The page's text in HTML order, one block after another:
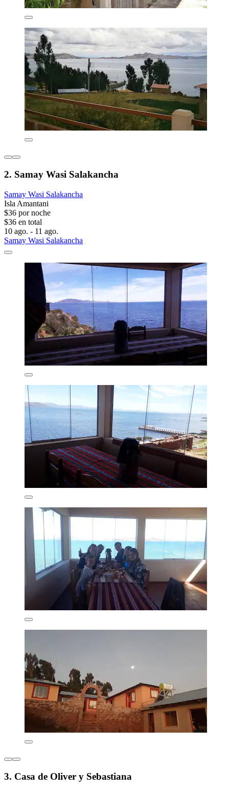
2. Samay Wasi Salakancha
Samay Wasi Salakancha
Isla Amantani
$36 por noche
$36 en total
10 ago. - 11 ago.
Samay Wasi Salakancha
3. Casa de Oliver y Sebastiana